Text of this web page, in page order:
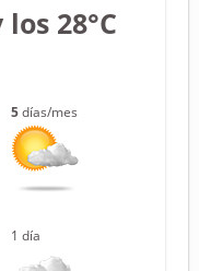
28°C
5días/mes
1 día